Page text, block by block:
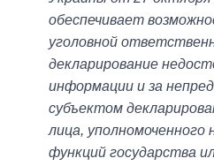
обеспечивает
уголовной
декларирование
информации и за
субъектом
лица, уполномоченного
функций государства